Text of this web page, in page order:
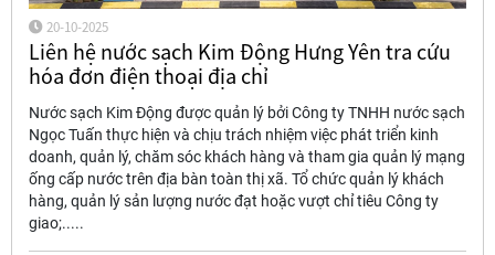
20-10-2025
Liên hệ nước sạch Kim Động Hưng Yên tra cứu
hóa đơn điện thoại địa chỉ
Nước sạch Kim Động được quản lý bởi Công ty TNHH nước sạch
Ngọc Tuấn thực hiện và chịu trách nhiệm việc phát triển kinh
doanh, quản lý, chăm sóc khách hàng và tham gia quản lý mạng
ống cấp nước trên địa bàn toàn thị xã. Tổ chức quản lý khách
hàng, quản lý sản lượng nước đạt hoặc vượt chỉ tiêu Công ty
giao;.....